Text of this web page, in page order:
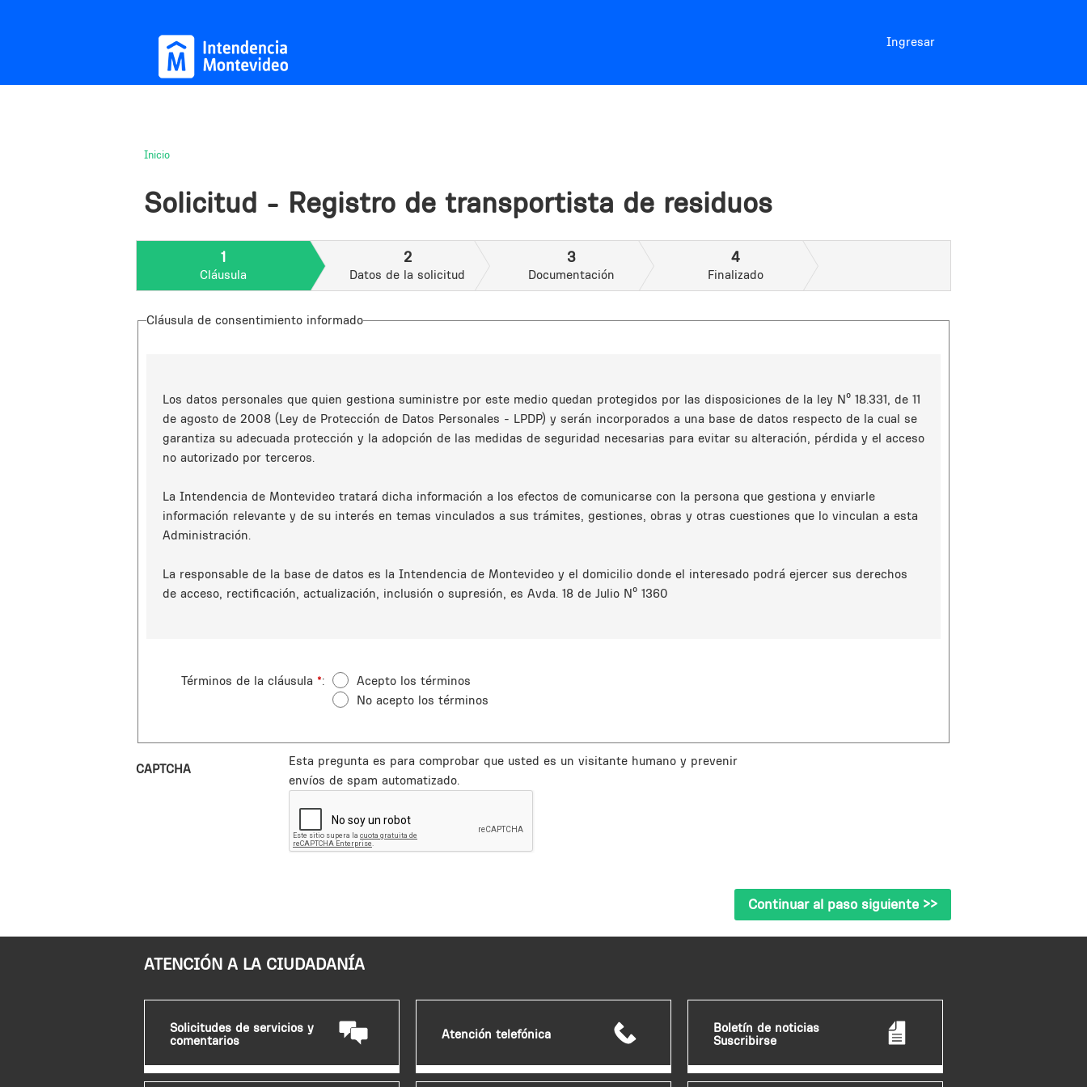
Ingresar
está
aquí
Inicio
Solicitud - Registro de transportista de residuos
1
Cláusula
2
Datos de la solicitud
3
Documentación
4
Finalizado
Cláusula de consentimiento informado
Los datos personales que quien gestiona suministre por este medio quedan protegidos por las disposiciones de la ley Nº 18.331, de 11
de agosto de 2008 (Ley de Protección de Datos Personales - LPDP) y serán incorporados a una base de datos respecto de la cual se
garantiza su adecuada protección y la adopción de las medidas de seguridad necesarias para evitar su alteración, pérdida y el acceso
no autorizado por terceros.
La Intendencia de Montevideo tratará dicha información a los efectos de comunicarse con la persona que gestiona y enviarle
información relevante y de su interés en temas vinculados a sus trámites, gestiones, obras y otras cuestiones que lo vinculan a esta
Administración.
La responsable de la base de datos es la Intendencia de Montevideo y el domicilio donde el interesado podrá ejercer sus derechos
de acceso, rectificación, actualización, inclusión o supresión, es Avda. 18 de Julio Nº 1360
Términos de la cláusula *
Acepto los términos
No acepto los términos
CAPTCHA
Esta pregunta es para comprobar que usted es un visitante humano y prevenir
envíos de spam automatizado.
ATENCIÓN A LA CIUDADANÍA
Solicitudes de servicios y
comentarios
Atención telefónica
Boletín de noticias
Suscribirse